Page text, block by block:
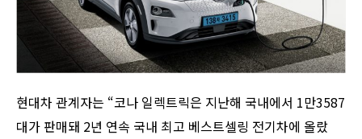
현대차 관계자는 “코나 일렉트릭은 지난해 국내에서 1만3587
대가 판매돼 2년 연속 국내 최고 베스트셀링 전기차에 올랐